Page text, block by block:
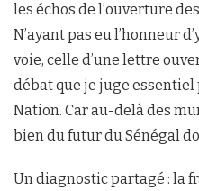
les échos de l’ouverture
N’ayant pas eu l’honneur
voie, celle d’une lettre
débat que je juge essentiel
Nation. Car au-delà des
bien du futur du Sénégal
Un diagnostic partagé : la